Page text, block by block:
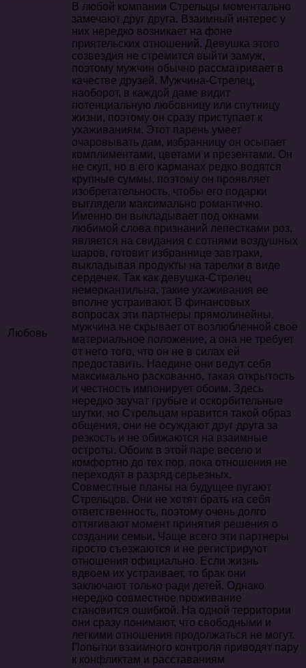
Любовь
В любой компании Стрельцы моментально
замечают друг друга. Взаимный интерес у
них нередко возникает на фоне
приятельских отношений. Девушка этого
созвездия не стремится выйти замуж,
поэтому мужчин обычно рассматривает в
качестве друзей. Мужчина-Стрелец,
наоборот, в каждой даме видит
потенциальную любовницу или спутницу
жизни, поэтому он сразу приступает к
ухаживаниям. Этот парень умеет
очаровывать дам, избранницу он осыпает
комплиментами, цветами и презентами. Он
не скуп, но в его карманах редко водятся
крупные суммы, поэтому он проявляет
изобретательность, чтобы его подарки
выглядели максимально романтично.
Именно он выкладывает под окнами
любимой слова признаний лепестками роз,
является на свидания с сотнями воздушных
шаров, готовит избраннице завтраки,
выкладывая продукты на тарелки в виде
сердечек. Так как девушка-Стрелец
немеркантильна, такие ухаживания ее
вполне устраивают. В финансовых
вопросах эти партнеры прямолинейны,
мужчина не скрывает от возлюбленной свое
материальное положение, а она не требует
от него того, что он не в силах ей
предоставить. Наедине они ведут себя
максимально раскованно, такая открытость
и честность импонирует обоим. Здесь
нередко звучат грубые и оскорбительные
шутки, но Стрельцам нравится такой образ
общения, они не осуждают друг друга за
резкость и не обижаются на взаимные
остроты. Обоим в этой паре весело и
комфортно до тех пор, пока отношения не
переходят в разряд серьезных.
Совместные планы на будущее пугают
Стрельцов. Они не хотят брать на себя
ответственность, поэтому очень долго
оттягивают момент принятия решения о
создании семьи. Чаще всего эти партнеры
просто съезжаются и не регистрируют
отношения официально. Если жизнь
вдвоем их устраивает, то брак они
заключают только ради детей. Однако
нередко совместное проживание
становится ошибкой. На одной территории
они сразу понимают, что свободными и
легкими отношения продолжаться не могут.
Попытки взаимного контроля приводят пару
к конфликтам и расставаниям